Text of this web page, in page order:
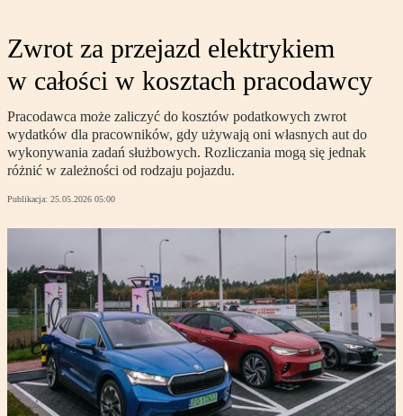
Zwrot za przejazd elektrykiem
w całości w kosztach pracodawcy
Pracodawca może zaliczyć do kosztów podatkowych zwrot
wydatków dla pracowników, gdy używają oni własnych aut do
wykonywania zadań służbowych. Rozliczania mogą się jednak
różnić w zależności od rodzaju pojazdu.
Publikacja: 25.05.2026 05:00